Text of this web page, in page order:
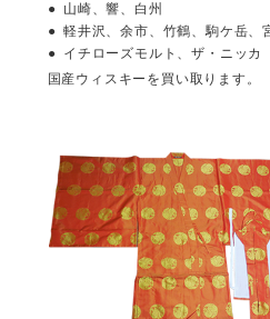
山崎、響、白州
軽井沢、余市、竹鶴、駒ケ岳、
イチローズモルト、ザ・ニッ
国産ウィスキーを買い取ります。